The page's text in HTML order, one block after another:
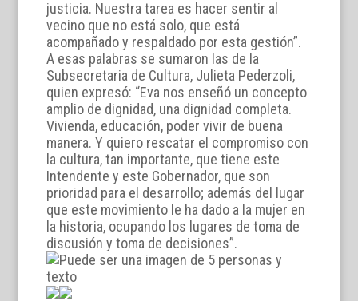
justicia. Nuestra tarea es hacer sentir al
vecino que no está solo, que está
acompañado y respaldado por esta gestión”.
A esas palabras se sumaron las de la
Subsecretaria de Cultura, Julieta Pederzoli,
quien expresó: “Eva nos enseñó un concepto
amplio de dignidad, una dignidad completa.
Vivienda, educación, poder vivir de buena
manera. Y quiero rescatar el compromiso con
la cultura, tan importante, que tiene este
Intendente y este Gobernador, que son
prioridad para el desarrollo; además del lugar
que este movimiento le ha dado a la mujer en
la historia, ocupando los lugares de toma de
discusión y toma de decisiones”.